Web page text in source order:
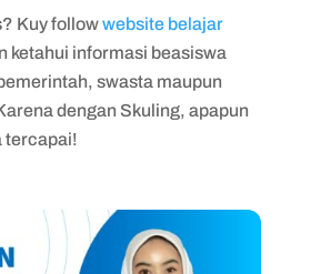
Kuy followwebsite belajar
ketahui informasi beasiswa
swasta maupun
dengan Skuling, apapun
tercapai!